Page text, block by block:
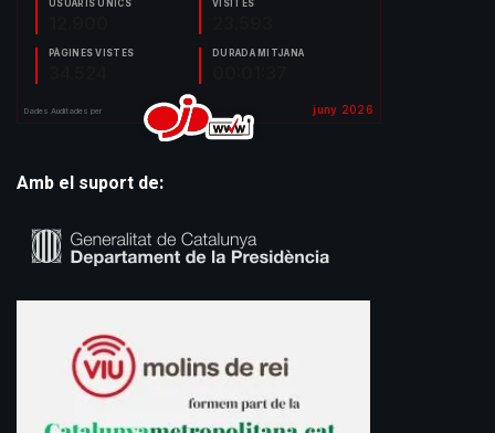
Amb el suport de: